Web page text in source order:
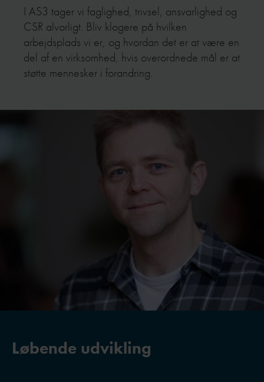
I AS3 tager vi faglighed, trivsel, ansvarlighed og
CSR alvorligt. Bliv klogere på hvilken
arbejdsplads vi er, og hvordan det er at være en
del af en virksomhed, hvis overordnede mål er at
støtte mennesker i forandring.
Løbende udvikling